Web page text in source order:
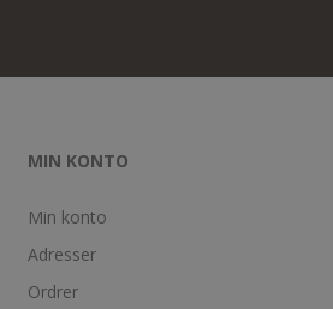
MIN KONTO
Min konto
Adresser
Ordrer